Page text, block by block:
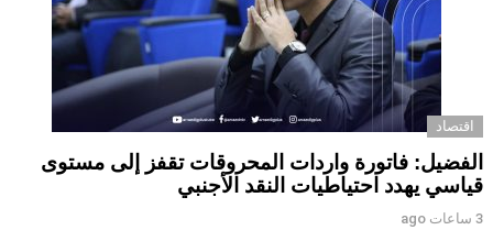
اقتصاد
الفضيل: فاتورة واردات المحروقات تقفز إلى مستوى
قياسي يهدد احتياطيات النقد الأجنبي
3 ساعات ago